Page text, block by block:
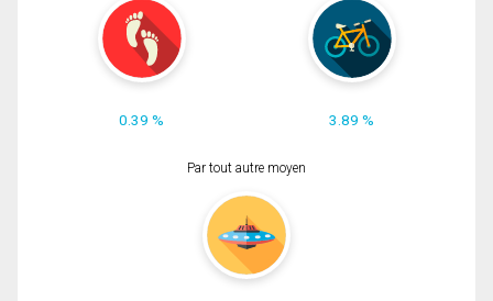
0.39 % 3.89 %
Par tout autre moyen